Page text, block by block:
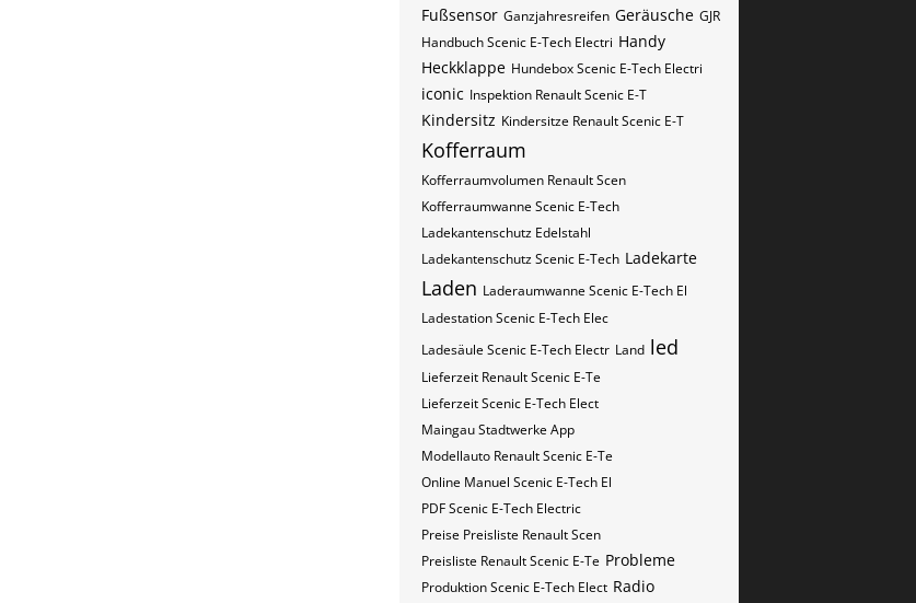
Fußsensor Ganzjahresreifen Geräusche GJR
Handbuch Scenic E-Tech Electri Handy
Heckklappe Hundebox Scenic E-Tech Electri
iconic Inspektion Renault Scenic E-T
Kindersitz Kindersitze Renault Scenic E-T
Kofferraum
Kofferraumvolumen Renault Scen
Kofferraumwanne Scenic E-Tech
Ladekantenschutz Edelstahl
Ladekantenschutz Scenic E-Tech Ladekarte
Laden Laderaumwanne Scenic E-Tech El
Ladestation Scenic E-Tech Elec
Ladesäule Scenic E-Tech Electr Land led
Lieferzeit Renault Scenic E-Te
Lieferzeit Scenic E-Tech Elect
Maingau Stadtwerke App
Modellauto Renault Scenic E-Te
Online Manuel Scenic E-Tech El
PDF Scenic E-Tech Electric
Preise Preisliste Renault Scen
Preisliste Renault Scenic E-Te Probleme
Produktion Scenic E-Tech Elect Radio